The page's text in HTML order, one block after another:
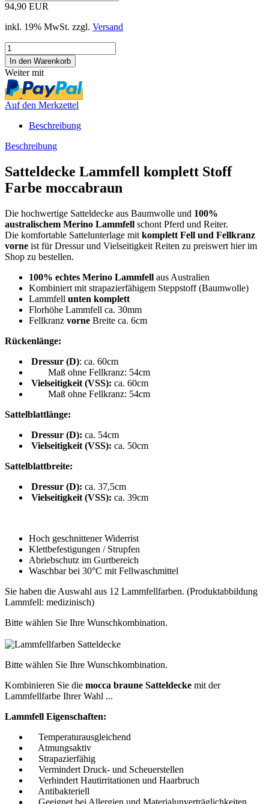
94,90 EUR
inkl. 19% MwSt. zzgl. Versand
Weiter mit
Auf den Merkzettel
Beschreibung
Beschreibung
Satteldecke Lammfell komplett Stoff
Farbe moccabraun
Die hochwertige Satteldecke aus Baumwolle und 100%
australischem Merino Lammfell schont Pferd und Reiter.
Die komfortable Sattelunterlage mit komplett Fell und Fellkranz
vorne ist für Dressur und Vielseitigkeit Reiten zu preiswert hier im
Shop zu bestellen.
100% echtes Merino Lammfell aus Australien
Kombiniert mit strapazierfähigem Steppstoff (Baumwolle)
Lammfell unten komplett
Florhöhe Lammfell ca. 30mm
Fellkranz vorne Breite ca. 6cm
Rückenlänge:
Dressur (D): ca. 60cm
Maß ohne Fellkranz: 54cm
Vielseitigkeit (VSS): ca. 60cm
Maß ohne Fellkranz: 54cm
Sattelblattlänge:
Dressur (D): ca. 54cm
Vielseitigkeit (VSS): ca. 50cm
Sattelblattbreite:
Dressur (D): ca. 37,5cm
Vielseitigkeit (VSS): ca. 39cm
Hoch geschnittener Widerrist
Klettbefestigungen / Strupfen
Abriebschutz im Gurtbereich
Waschbar bei 30°C mit Fellwaschmittel
Sie haben die Auswahl aus 12 Lammfellfarben. (Produktabbildung
Lammfell: medizinisch)
Bitte wählen Sie Ihre Wunschkombination.
Bitte wählen Sie Ihre Wunschkombination.
Kombinieren Sie die mocca braune Satteldecke mit der
Lammfellfarbe Ihrer Wahl ...
Lammfell Eigenschaften:
Temperaturausgleichend
Atmungsaktiv
Strapazierfähig
Vermindert Druck- und Scheuerstellen
Verhindert Hautirritationen und Haarbruch
Antibakteriell
Geeignet bei Allergien und Materialunverträglichkeiten